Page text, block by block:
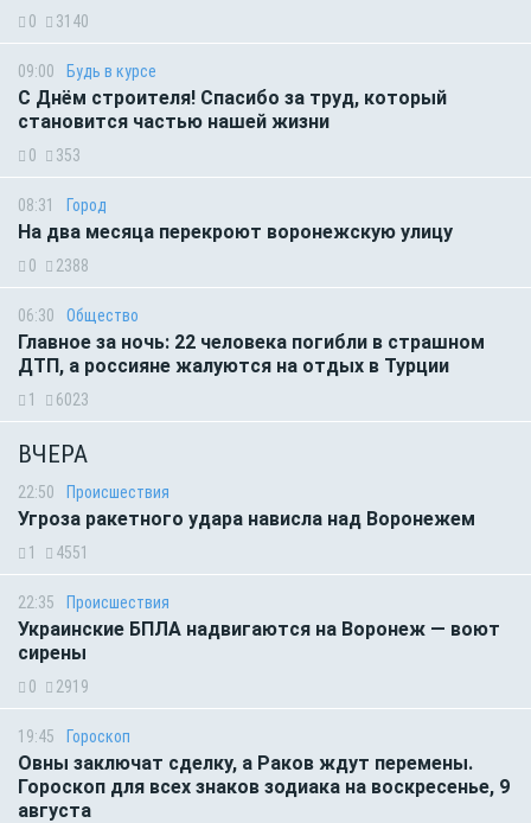
0 3140
09:00 Будь в курсе
С Днём строителя! Спасибо за труд, который
становится частью нашей жизни
0 353
08:31 Город
На два месяца перекроют воронежскую улицу
0 2388
06:30 Общество
Главное за ночь: 22 человека погибли в страшном
ДТП, а россияне жалуются на отдых в Турции
1 6023
ВЧЕРА
22:50 Происшествия
Угроза ракетного удара нависла над Воронежем
1 4551
22:35 Происшествия
Украинские БПЛА надвигаются на Воронеж — воют
сирены
0 2919
19:45 Гороскоп
Овны заключат сделку, а Раков ждут перемены.
Гороскоп для всех знаков зодиака на воскресенье, 9
августа